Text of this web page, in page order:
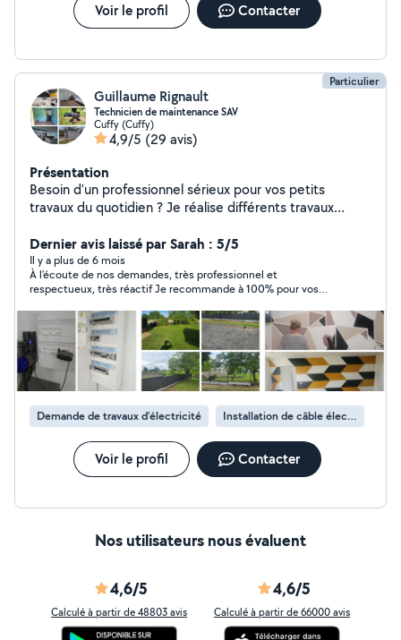
Voir le profil Contacter
Particulier
Guillaume Rignault
Technicien de maintenance SAV
Cuffy (Cuffy)
4,9/5 (29 avis)
Présentation
Besoin d'un professionnel sérieux pour vos petits
travaux du quotidien ? Je réalise différents travaux
plomberie _ Petite électricité/ dépannage _ Montage de
meubles / pose cuisine _ Travaux intérieur ( peinture,
placo, finissions...) _ Réparations électroménager _
Diagnostic et dépannage ( compresseur, équipement...)
Travail soigné, conseils adaptés et solutions au cas par
cas. Disponible en fonction de vos besoins et de nos
disponibilités respectives. Secteur: Cuffy , Nevers et
alentours. N'hésitez pas a me contacter pour en
discuter
Dernier avis laissé par Sarah : 5/5
Il y a plus de 6 mois
À l’écoute de nos demandes, très professionnel et
respectueux, très réactif Je recommande à 100% pour vos
Demande de travaux d’électricité Installation de câble électrique
Voir le profil Contacter
Nos utilisateurs nous évaluent
4,6/5
Calculé à partir de 48803 avis
4,6/5
Calculé à partir de 66000 avis